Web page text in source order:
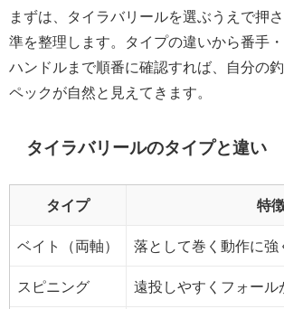
まずは、タイラバリールを選ぶうえで押
準を整理します。タイプの違いから番手
ハンドルまで順番に確認すれば、自分の
ペックが自然と見えてきます。
タイラバリールのタイプと違い
タイプ 特
ベイト（両軸） 落として巻く動作に強
スピニング 遠投しやすくフォール